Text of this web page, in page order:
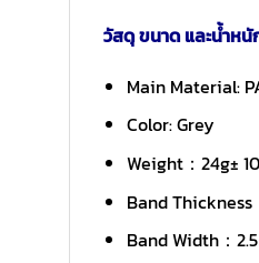
วัสดุ ขนาด และน้ำหนั
Main Material:
Color: Grey
Weight：24g± 10
Band
Band Width：